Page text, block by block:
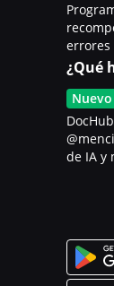
errores
¿Qué
Nuevo
de IA y